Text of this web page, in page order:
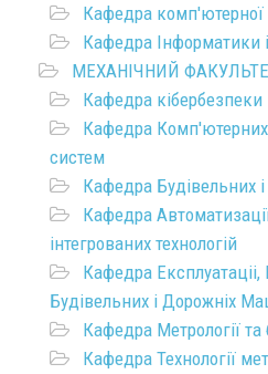
Кафедра комп'ютерної
Кафедра Інформатики
МЕХАНІЧНИЙ
Кафедра кібербезпеки
Кафедра Комп'ютерних
систем
Кафедра Будівельних
Кафедра
інтегрованих технологій
Кафедра
Будівельних і Дорожніх
Кафедра Метрології та
Кафедра Технології